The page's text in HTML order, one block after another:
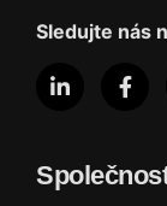
Sledujte nás